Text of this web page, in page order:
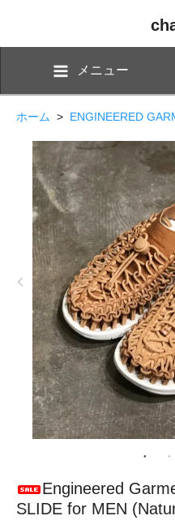
メニュー
ホーム > ENGINEERED
Engineered
SLIDE for MEN